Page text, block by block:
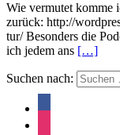
Wie vermutet komme
zurück: http://
tur/ Besonders die
ich jedem ans […]
Suchen nach: